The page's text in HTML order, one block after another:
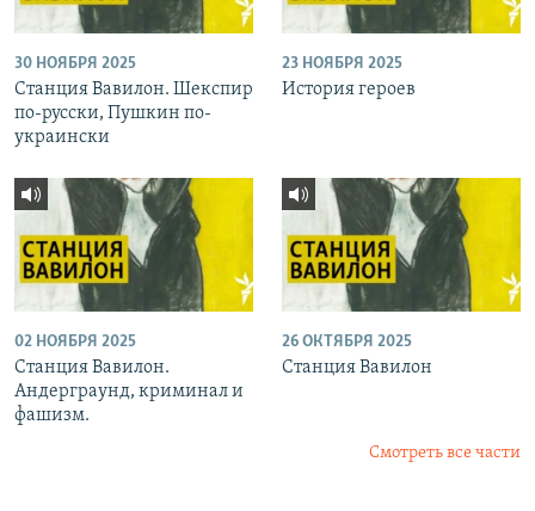
30 НОЯБРЯ 2025
Станция Вавилон. Шекспир
по-русски, Пушкин по-
украински
23 НОЯБРЯ 2025
История героев
02 НОЯБРЯ 2025
Станция Вавилон.
Андерграунд, криминал и
фашизм.
26 ОКТЯБРЯ 2025
Станция Вавилон
Смотреть все части